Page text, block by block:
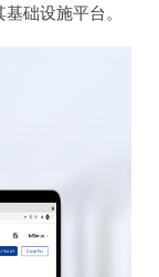
础设施平台。